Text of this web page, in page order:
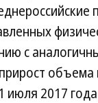
с
июля 2017